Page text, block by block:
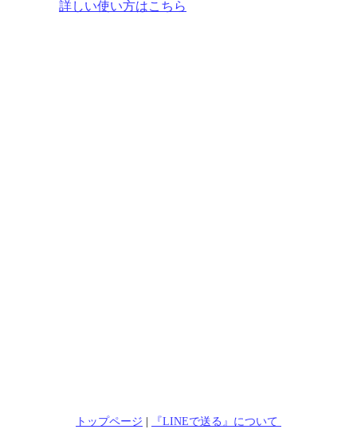
詳しい使い方はこちら
トップページ | 『LINEで送る』について